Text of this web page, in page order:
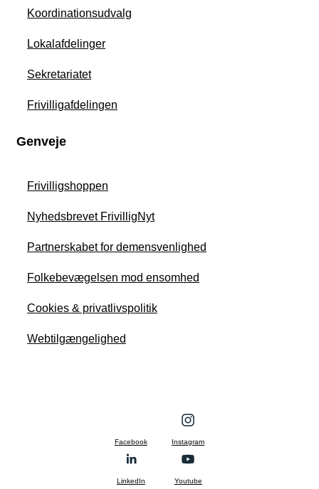
Koordinationsudvalg
Lokalafdelinger
Sekretariatet
Frivilligafdelingen
Genveje
Frivilligshoppen
Nyhedsbrevet FrivilligNyt
Partnerskabet for demensvenlighed
Folkebevægelsen mod ensomhed
Cookies & privatlivspolitik
Webtilgængelighed
Facebook Instagram
LinkedIn Youtube